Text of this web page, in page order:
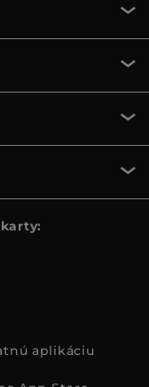
aplikáciu